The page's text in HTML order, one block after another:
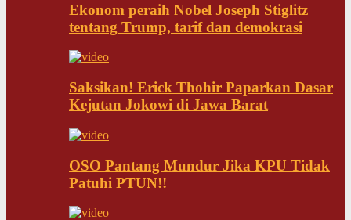
Ekonom peraih Nobel Joseph Stiglitz
tentang Trump, tarif dan demokrasi
Saksikan! Erick Thohir Paparkan Dasar
Kejutan Jokowi di Jawa Barat
OSO Pantang Mundur Jika KPU Tidak
Patuhi PTUN!!